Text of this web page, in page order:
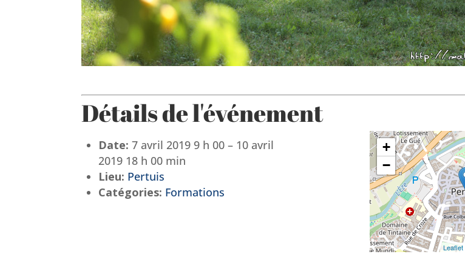
Détails de l'événement
Date: 7 avril 2019 9 h 00 – 10 avril
2019 18 h 00 min
Lieu: Pertuis
Catégories: Formations
+
−
Leaflet